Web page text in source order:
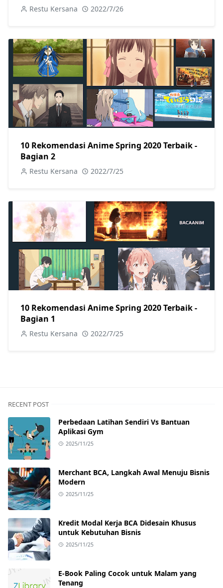
Restu Kersana 2022/7/26
10 Rekomendasi Anime Spring 2020 Terbaik -
Bagian 2
Restu Kersana 2022/7/25
10 Rekomendasi Anime Spring 2020 Terbaik -
Bagian 1
Restu Kersana 2022/7/25
RECENT POST
Perbedaan Latihan Sendiri Vs Bantuan
Aplikasi Gym
2025/11/25
Merchant BCA, Langkah Awal Menuju Bisnis
Modern
2025/11/25
Kredit Modal Kerja BCA Didesain Khusus
untuk Kebutuhan Bisnis
2025/11/25
E-Book Paling Cocok untuk Malam yang
Tenang